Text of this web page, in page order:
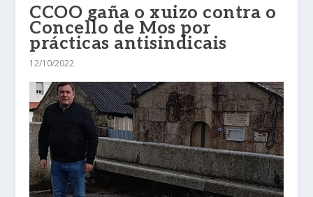
CCOO gaña o xuizo contra o
Concello de Mos por
prácticas antisindicais
12/10/2022